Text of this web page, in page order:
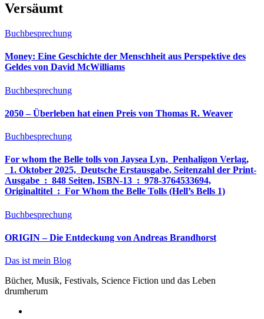
Versäumt
Buchbesprechung
Money: Eine Geschichte der Menschheit aus Perspektive des
Geldes von David McWilliams
Buchbesprechung
2050 – Überleben hat einen Preis von Thomas R. Weaver
Buchbesprechung
For whom the Belle tolls von Jaysea Lyn, ‎ Penhaligon Verlag,
‎ 1. Oktober 2025, ‎ Deutsche Erstausgabe, Seitenzahl der Print-
Ausgabe ‏ : ‎ 848 Seiten, ISBN-13 ‏ : ‎ 978-3764533694,
Originaltitel ‏ : ‎ For Whom the Belle Tolls (Hell’s Bells 1)
Buchbesprechung
ORIGIN – Die Entdeckung von Andreas Brandhorst
Das ist mein Blog
Bücher, Musik, Festivals, Science Fiction und das Leben
drumherum